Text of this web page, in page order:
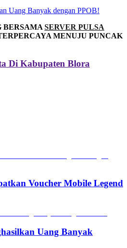
Uang Banyak dengan PPOB!
BERSAMA SERVER PULSA
MENUJU PUNCAK
Di Kabupaten Blora
Voucher Mobile Legend
Uang Banyak